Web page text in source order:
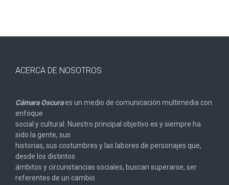
ACERCA DE NOSOTROS
Cámara Oscuraes un medio de comunicación multimedia con
enfoque
social y cultural. Nuestro principal objetivo es y siempre ha
sido la gente, sus
historias, sus costumbres y las labores de personajes que,
desde los distintos
ámbitos y circunstancias sociales, buscan superarse, ser
referentes de un cambio